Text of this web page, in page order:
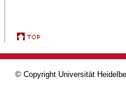
© Copyright Universität